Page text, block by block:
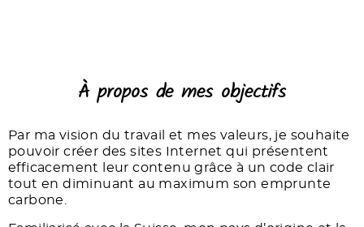
À propos de mes objectifs
Par ma vision du travail et mes valeurs, je souhaite
pouvoir créer des sites Internet qui présentent
efficacement leur contenu grâce à un code clair
tout en diminuant au maximum son emprunte
carbone.